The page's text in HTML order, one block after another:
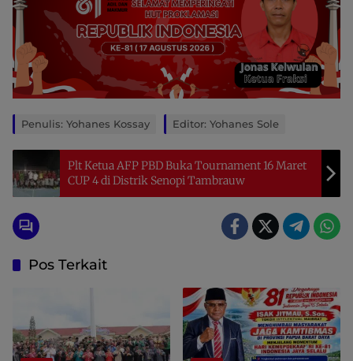
Penulis: Yohanes Kossay Editor: Yohanes Sole
Plt Ketua AFP PBD Buka Tournament 16 Maret
CUP 4 di Distrik Senopi Tambrauw
Pos Terkait